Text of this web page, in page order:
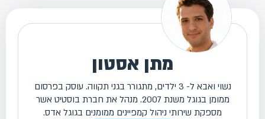
מתן אסטון
נשוי ואבא ל- 3 ילדים, מתגורר בגני תקווה. עוסק בפרסום
ממומן בגוגל משנת 2007. מנהל את חברת בוסטיט אשר
מספקת שירותי ניהול קמפיינים ממומנים בגוגל אדס.